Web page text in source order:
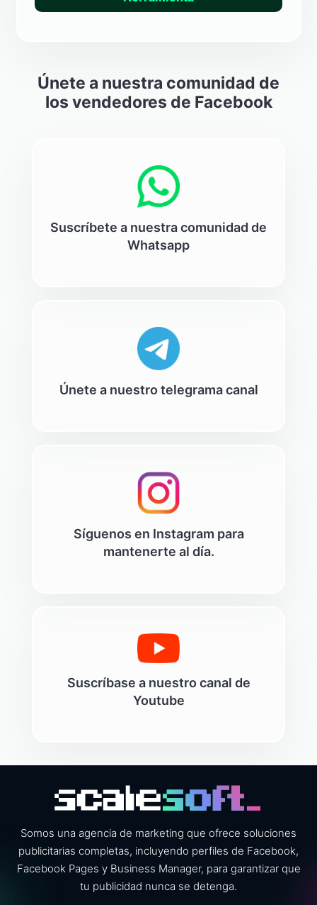
Únete a nuestra comunidad de
los vendedores de Facebook
Suscríbete a nuestra comunidad de
Whatsapp
Únete a nuestro telegrama canal
Síguenos en Instagram para
mantenerte al día.
Suscríbase a nuestro canal de
Youtube
Somos una agencia de marketing que ofrece soluciones
publicitarias completas, incluyendo perfiles de Facebook,
Facebook Pages y Business Manager, para garantizar que
tu publicidad nunca se detenga.